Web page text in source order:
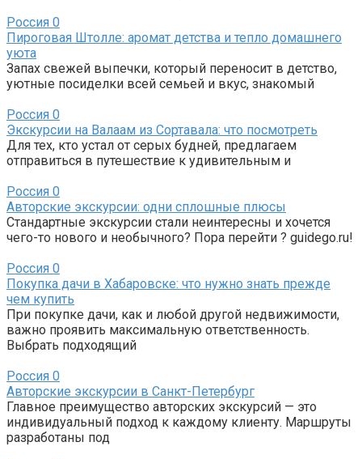
Россия 0
Пироговая Штолле: аромат детства и тепло домашнего
уюта
Запах свежей выпечки, который переносит в детство,
уютные посиделки всей семьей и вкус, знакомый
Россия 0
Экскурсии на Валаам из Сортавала: что посмотреть
Для тех, кто устал от серых будней, предлагаем
отправиться в путешествие к удивительным и
Россия 0
Авторские экскурсии: одни сплошные плюсы
Стандартные экскурсии стали неинтересны и хочется
чего-то нового и необычного? Пора перейти ? guidego.ru!
Россия 0
Покупка дачи в Хабаровске: что нужно знать прежде
чем купить
При покупке дачи, как и любой другой недвижимости,
важно проявить максимальную ответственность.
Выбрать подходящий
Россия 0
Авторские экскурсии в Санкт-Петербург
Главное преимущество авторских экскурсий — это
индивидуальный подход к каждому клиенту. Маршруты
разработаны под